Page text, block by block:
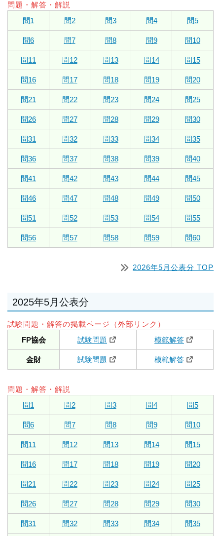
問題・解答・解説
問1
問2 問3 問4 問5
問6 問7 問8 問9 問10
問11 問12 問13 問14 問15
問16 問17 問18 問19 問20
問21 問22 問23 問24 問25
問26 問27 問28 問29 問30
問31 問32 問33 問34 問35
問36 問37 問38 問39 問40
問41 問42 問43 問44 問45
問46 問47 問48 問49 問50
問51 問52 問53 問54 問55
問56 問57 問58 問59 問60
2026年5月公表分 TOP
2025年5月公表分
試験問題・解答の掲載ページ（外部リンク）
FP協会
試験問題 模範解答
金財 試験問題 模範解答
問題・解答・解説
問1
問2 問3 問4 問5
問6 問7 問8 問9 問10
問11 問12 問13 問14 問15
問16 問17 問18 問19 問20
問21 問22 問23 問24 問25
問26 問27 問28 問29 問30
問31 問32 問33 問34 問35